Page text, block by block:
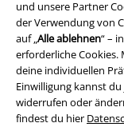
und unsere Partner
der Verwendung von
auf „Alle ablehnen“ –
erforderliche Cookies.
deine individuellen
Einwilligung kannst
widerrufen oder
findest du hier
Chat starten
Kundenservice